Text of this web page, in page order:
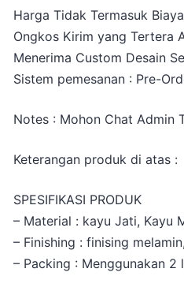
Harga Tidak Termasuk
Ongkos Kirim yang Tertera
Menerima Custom Desain
Sistem pemesanan : Pre-
Notes : Mohon Chat Admin
Keterangan produk di atas :
SPESIFIKASI PRODUK
– Material : kayu Jati, Kayu
– Finishing : finising
– Packing : Menggunakan